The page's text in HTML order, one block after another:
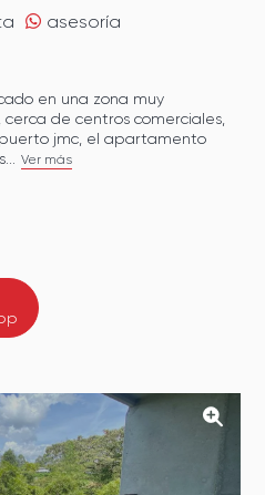
asesoría
en una zona muy
de centros comerciales,
jmc, el apartamento
Ver más